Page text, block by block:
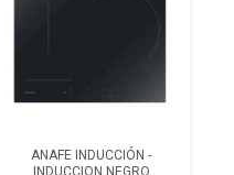
ANAFE INDUCCIÓN -
INDUCCION NEGRO